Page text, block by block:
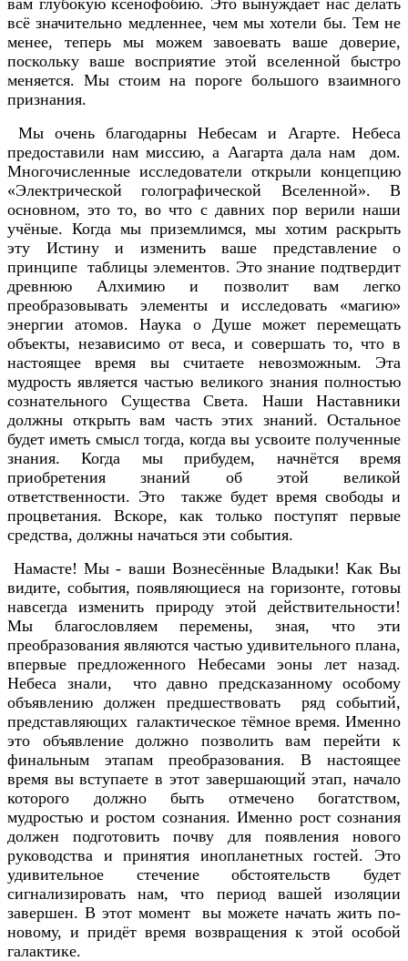
всё значительно медленнее, чем мы хотели бы. Тем не
менее, теперь мы можем завоевать ваше доверие,
поскольку ваше восприятие этой вселенной быстро
меняется. Мы стоим на пороге большого взаимного
признания.
Мы очень благодарны Небесам и Агарте. Небеса
предоставили нам миссию, а Аагарта дала нам дом.
Многочисленные исследователи открыли концепцию
«Электрической голографической Вселенной». В
основном, это то, во что с давних пор верили наши
учёные. Когда мы приземлимся, мы хотим раскрыть
эту Истину и изменить ваше представление о
принципе таблицы элементов. Это знание подтвердит
древнюю Алхимию и позволит вам легко
преобразовывать элементы и исследовать «магию»
энергии атомов. Наука о Душе может перемещать
объекты, независимо от веса, и совершать то, что в
настоящее время вы считаете невозможным. Эта
мудрость является частью великого знания полностью
сознательного Существа Света. Наши Наставники
должны открыть вам часть этих знаний. Остальное
будет иметь смысл тогда, когда вы усвоите полученные
знания. Когда мы прибудем, начнётся время
приобретения знаний об этой великой
ответственности. Это также будет время свободы и
процветания. Вскоре, как только поступят первые
средства, должны начаться эти события.
Намасте! Мы - ваши Вознесённые Владыки! Как Вы
видите, события, появляющиеся на горизонте, готовы
навсегда изменить природу этой действительности!
Мы благословляем перемены, зная, что эти
преобразования являются частью удивительного плана,
впервые предложенного Небесами эоны лет назад.
Небеса знали, что давно предсказанному особому
объявлению должен предшествовать ряд событий,
представляющих галактическое тёмное время. Именно
это объявление должно позволить вам перейти к
финальным этапам преобразования. В настоящее
время вы вступаете в этот завершающий этап, начало
которого должно быть отмечено богатством,
мудростью и ростом сознания. Именно рост сознания
должен подготовить почву для появления нового
руководства и принятия инопланетных гостей. Это
удивительное стечение обстоятельств будет
сигнализировать нам, что период вашей изоляции
завершен. В этот момент вы можете начать жить по-
новому, и придёт время возвращения к этой особой
галактике.